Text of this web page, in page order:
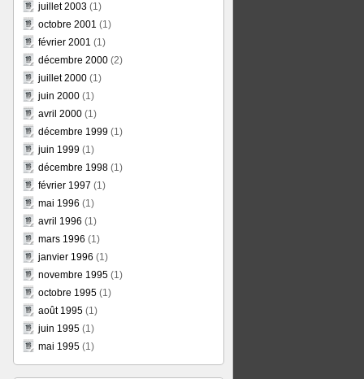
juillet 2003 (1)
octobre 2001 (1)
février 2001 (1)
décembre 2000 (2)
juillet 2000 (1)
juin 2000 (1)
avril 2000 (1)
décembre 1999 (1)
juin 1999 (1)
décembre 1998 (1)
février 1997 (1)
mai 1996 (1)
avril 1996 (1)
mars 1996 (1)
janvier 1996 (1)
novembre 1995 (1)
octobre 1995 (1)
août 1995 (1)
juin 1995 (1)
mai 1995 (1)